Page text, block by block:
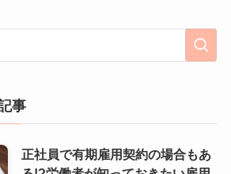
事
正社員で有期雇用契約の場合もあ